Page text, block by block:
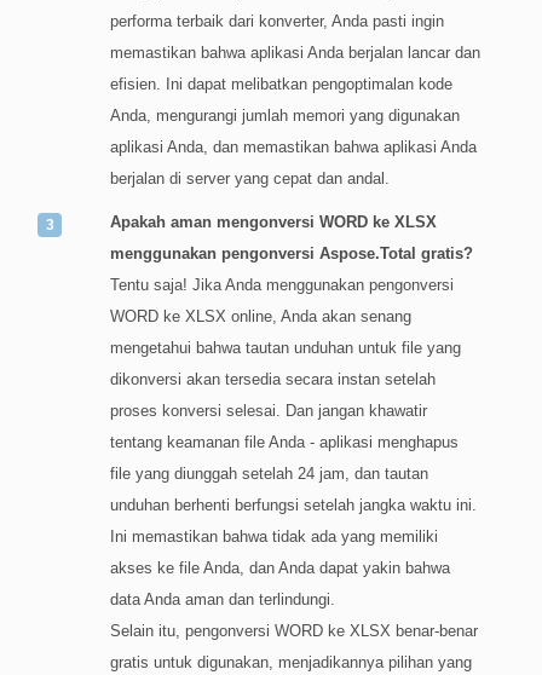
performa terbaik dari konverter, Anda pasti ingin
memastikan bahwa aplikasi Anda berjalan lancar dan
efisien. Ini dapat melibatkan pengoptimalan kode
Anda, mengurangi jumlah memori yang digunakan
aplikasi Anda, dan memastikan bahwa aplikasi Anda
berjalan di server yang cepat dan andal.
Apakah aman mengonversi WORD ke XLSX
menggunakan pengonversi Aspose.Total gratis?
Tentu saja! Jika Anda menggunakan pengonversi
WORD ke XLSX online, Anda akan senang
mengetahui bahwa tautan unduhan untuk file yang
dikonversi akan tersedia secara instan setelah
proses konversi selesai. Dan jangan khawatir
tentang keamanan file Anda - aplikasi menghapus
file yang diunggah setelah 24 jam, dan tautan
unduhan berhenti berfungsi setelah jangka waktu ini.
Ini memastikan bahwa tidak ada yang memiliki
akses ke file Anda, dan Anda dapat yakin bahwa
data Anda aman dan terlindungi.
Selain itu, pengonversi WORD ke XLSX benar-benar
gratis untuk digunakan, menjadikannya pilihan yang